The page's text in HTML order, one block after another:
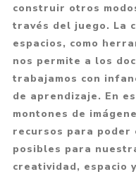
construir otros
través del juego. La
espacios, como
nos permite a los
trabajamos con
de aprendizaje. En
montones de
recursos para poder
posibles para
creatividad, espacio